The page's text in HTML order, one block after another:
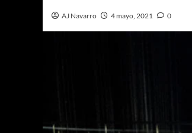
AJ Navarro 4 mayo, 2021 0